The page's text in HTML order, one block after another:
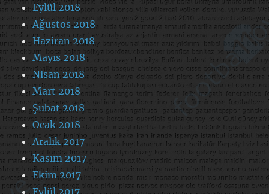
Eylül 2018
Ağustos 2018
Haziran 2018
Mayıs 2018
Nisan 2018
Mart 2018
Şubat 2018
Ocak 2018
Aralık 2017
Kasım 2017
Ekim 2017
Eylül 2017